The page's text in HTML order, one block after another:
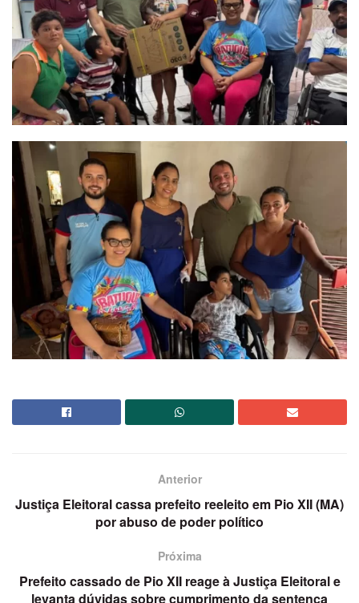
Anterior
Justiça Eleitoral cassa prefeito reeleito em Pio XII (MA)
por abuso de poder político
Próxima
Prefeito cassado de Pio XII reage à Justiça Eleitoral e
levanta dúvidas sobre cumprimento da sentença